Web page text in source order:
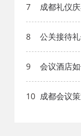
7
成都礼仪
8 公关接待
9 会议酒店
10 成都会议